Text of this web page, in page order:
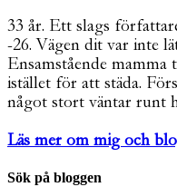
33 år. Ett slags
-26. Vägen dit var inte
Ensamstående mamma
istället för att städa.
något stort väntar runt
Läs mer om mig och
Sök på bloggen